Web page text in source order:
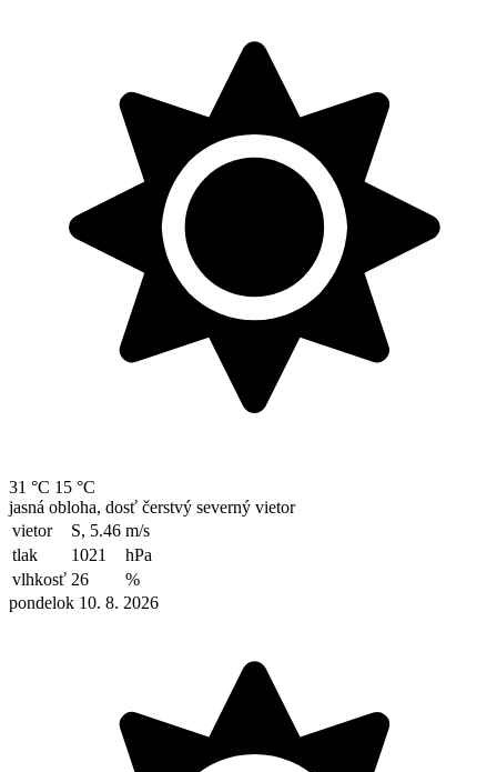
31 °C 15 °C
jasná obloha, dosť čerstvý severný vietor
vietor
S, 5.46 m/s
tlak
1021
hPa
vlhkosť 26
%
pondelok 10. 8. 2026